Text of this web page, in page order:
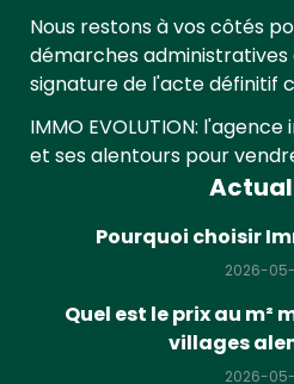
Nous restons à vos côtés
démarches administratives
signature de l'acte définitif
IMMO EVOLUTION:
et ses alentours pour
Pourquoi choisir
2026-
Quel est le prix au m²
villages
2026-